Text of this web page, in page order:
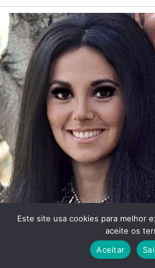
Este site usa cookies para melhor
aceite os
Aceitar